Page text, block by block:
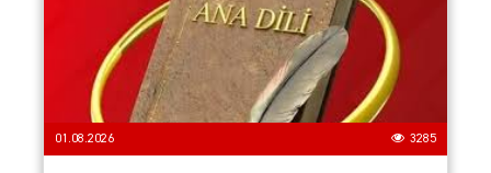
01.08.2026 3285